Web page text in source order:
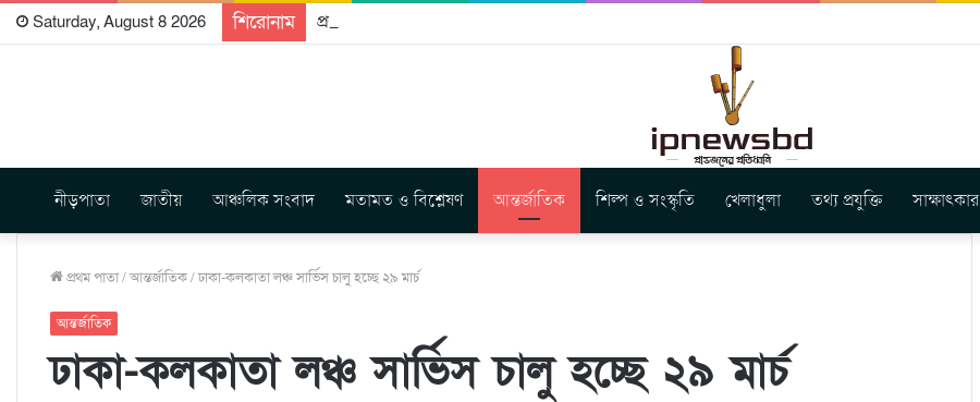
Saturday, August 8 2026 শিরোনাম প্রকাশিত হতে যাচ্ছে দি রাবুগার নতুন গান ‘Baljanggi’
নীড়পাতা জাতীয় আঞ্চলিক সংবাদ মতামত ও বিশ্লেষণ আন্তর্জাতিক শিল্প ও সংস্কৃতি খেলাধুলা তথ্য প্রযুক্তি সাক্ষাৎকার
প্রথম পাতা/আন্তর্জাতিক/ঢাকা-কলকাতা লঞ্চ সার্ভিস চালু হচ্ছে ২৯ মার্চ
আন্তর্জাতিক
ঢাকা-কলকাতা লঞ্চ সার্ভিস চালু হচ্ছে ২৯ মার্চ